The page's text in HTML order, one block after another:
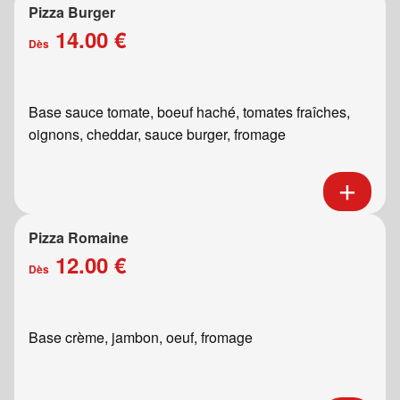
Pizza Burger
Dès 14.00 €
Base sauce tomate, boeuf haché, tomates fraîches,
oignons, cheddar, sauce burger, fromage
Pizza Romaine
Dès 12.00 €
Base crème, jambon, oeuf, fromage